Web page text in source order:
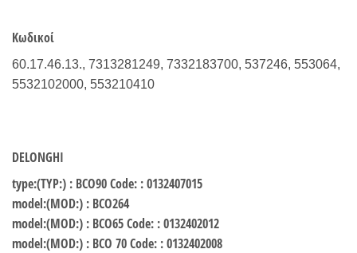
Κωδικοί
60.17.46.13., 7313281249, 7332183700, 537246, 553064,
5532102000, 553210410
DELONGHI
type:(TYP:) : BCO90 Code: : 0132407015
model:(MOD:) : BCO264
model:(MOD:) : BCO65 Code: : 0132402012
model:(MOD:) : BCO 70 Code: : 0132402008